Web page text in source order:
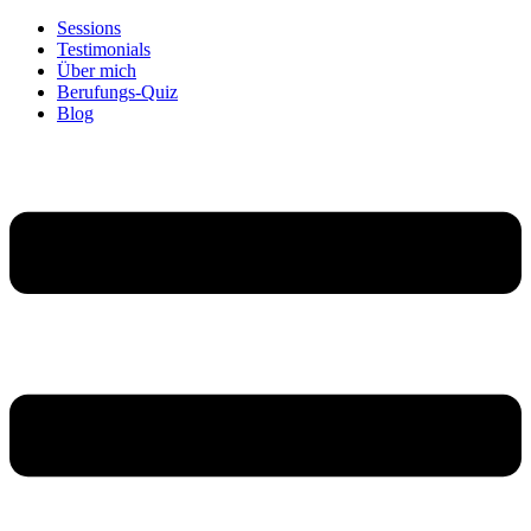
Sessions
Testimonials
Über mich
Berufungs-Quiz
Blog